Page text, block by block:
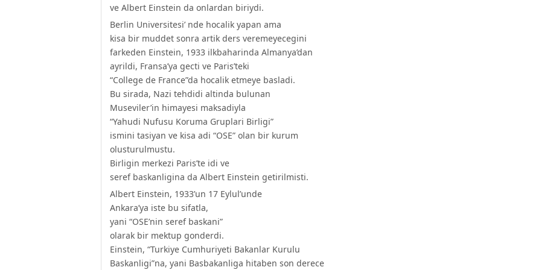
ve Albert Einstein da onlardan biriydi.
Berlin Universitesi’ nde hocalik yapan ama
kisa bir muddet sonra artik ders veremeyecegini
farkeden Einstein, 1933 ilkbaharinda Almanya’dan
ayrildi, Fransa’ya gecti ve Paris’teki
“College de France”da hocalik etmeye basladi.
Bu sirada, Nazi tehdidi altinda bulunan
Museviler’in himayesi maksadiyla
“Yahudi Nufusu Koruma Gruplari Birligi”
ismini tasiyan ve kisa adi “OSE” olan bir kurum
olusturulmustu.
Birligin merkezi Paris’te idi ve
seref baskanligina da Albert Einstein getirilmisti.
Albert Einstein, 1933’un 17 Eylul’unde
Ankara’ya iste bu sifatla,
yani “OSE’nin seref baskani”
olarak bir mektup gonderdi.
Einstein, “Turkiye Cumhuriyeti Bakanlar Kurulu
Baskanligi”na, yani Basbakanliga hitaben son derece